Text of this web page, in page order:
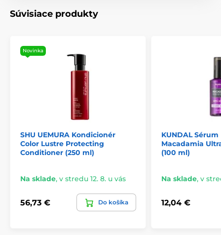
Súvisiace produkty
Novinka
SHU UEMURA Kondicionér
Color Lustre Protecting
Conditioner (250 ml)
Na sklade, v stredu 12. 8. u vás
56,73 € Do košíka
KUNDAL Sérum
Macadamia
(100 ml)
Na sklade, v
12,04 €